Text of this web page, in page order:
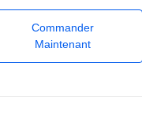
Commander
Maintenant